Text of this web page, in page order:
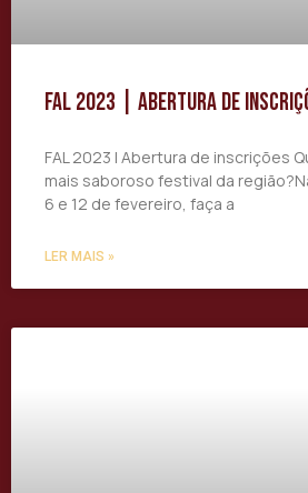
FAL 2023 | Abertura de
FAL 2023 | Abertura de inscrições
mais saboroso festival da
6 e 12 de fevereiro, faça a
LER MAIS »